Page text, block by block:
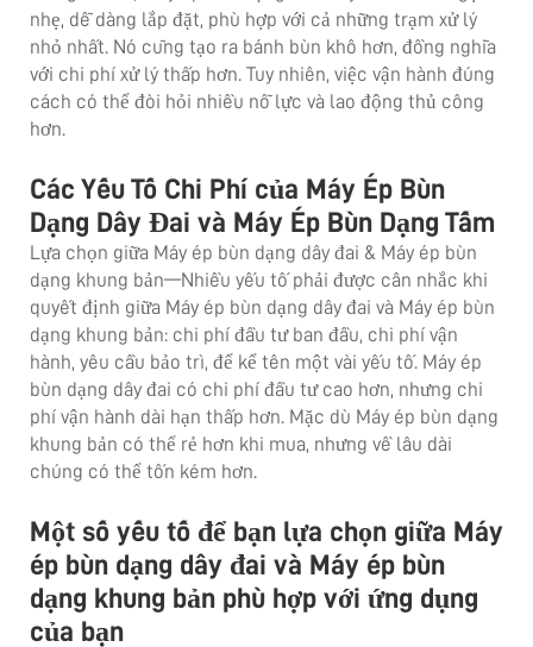
nhẹ, dễ dàng lắp đặt, phù hợp với cả những trạm xử lý
nhỏ nhất. Nó cũng tạo ra bánh bùn khô hơn, đồng nghĩa
với chi phí xử lý thấp hơn. Tuy nhiên, việc vận hành đúng
cách có thể đòi hỏi nhiều nỗ lực và lao động thủ công
hơn.
Các Yếu Tố Chi Phí của Máy Ép Bùn
Dạng Dây Đai và Máy Ép Bùn Dạng Tấm
Lựa chọn giữa Máy ép bùn dạng dây đai & Máy ép bùn
dạng khung bản—Nhiều yếu tố phải được cân nhắc khi
quyết định giữa Máy ép bùn dạng dây đai và Máy ép bùn
dạng khung bản: chi phí đầu tư ban đầu, chi phí vận
hành, yêu cầu bảo trì, để kể tên một vài yếu tố. Máy ép
bùn dạng dây đai có chi phí đầu tư cao hơn, nhưng chi
phí vận hành dài hạn thấp hơn. Mặc dù Máy ép bùn dạng
khung bản có thể rẻ hơn khi mua, nhưng về lâu dài
chúng có thể tốn kém hơn.
Một số yếu tố để bạn lựa chọn giữa Máy
ép bùn dạng dây đai và Máy ép bùn
dạng khung bản phù hợp với ứng dụng
của bạn